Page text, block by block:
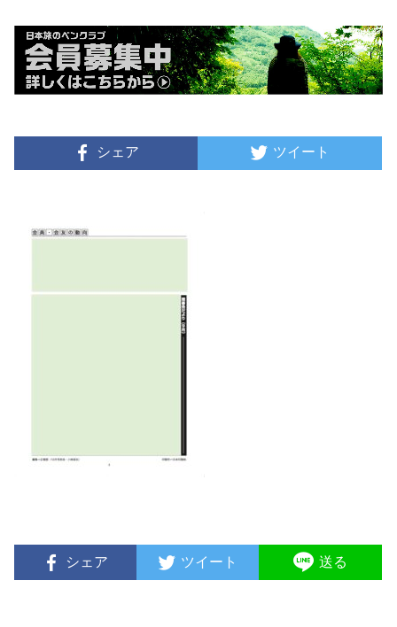
シェア ツイート
シェア ツイート 送る